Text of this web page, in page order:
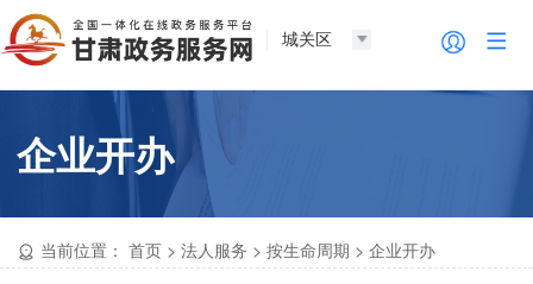
城关区
企业开办
当前位置： 首页 >法人服务 >按生命周期 >企业开办